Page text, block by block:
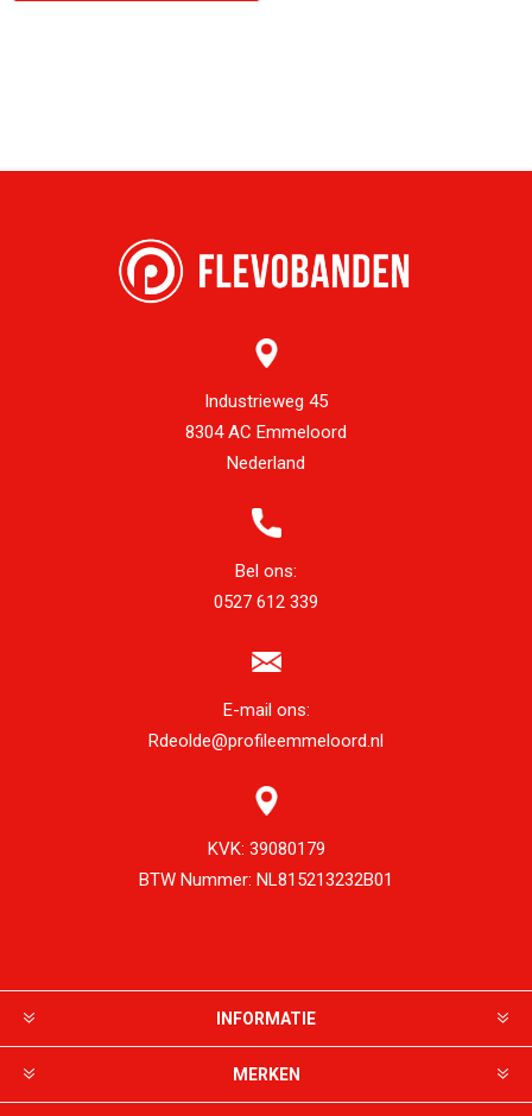
Industrieweg 45
8304 AC Emmeloord
Nederland
Bel ons:
0527 612 339
E-mail ons:
Rdeolde@profileemmeloord.nl
KVK: 39080179
BTW Nummer: NL815213232B01
INFORMATIE
MERKEN